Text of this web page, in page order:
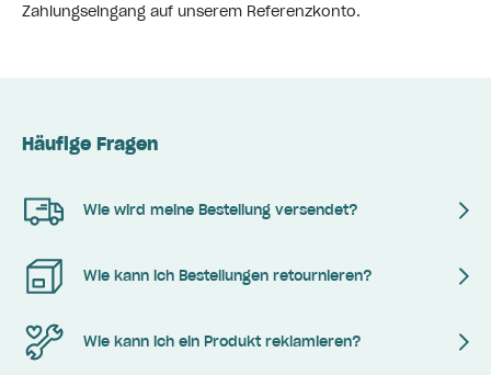
Zahlungseingang auf unserem Referenzkonto.
Häufige Fragen
Wie wird meine Bestellung versendet?
Wie kann ich Bestellungen retournieren?
Wie kann ich ein Produkt reklamieren?